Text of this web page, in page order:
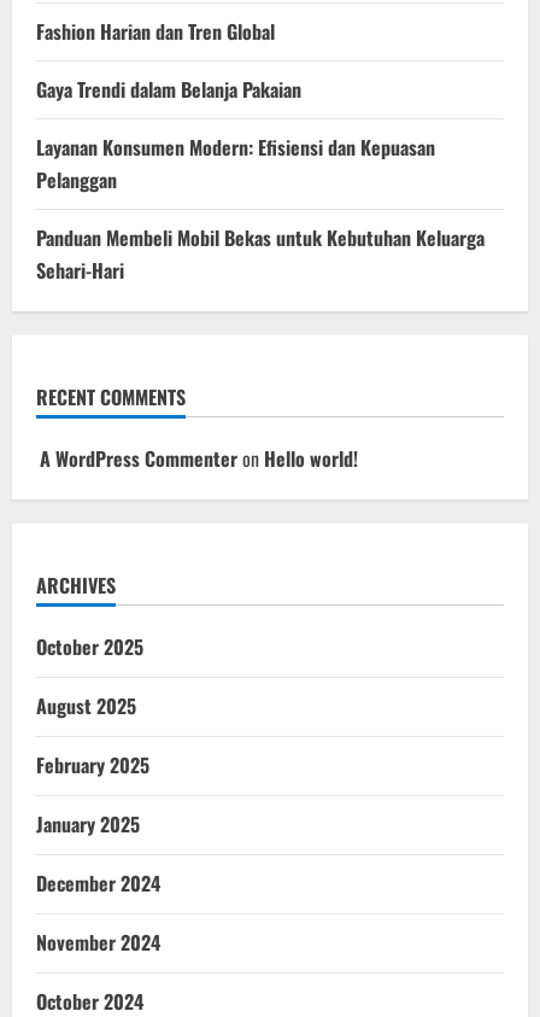
Fashion Harian dan Tren Global
Gaya Trendi dalam Belanja Pakaian
Layanan Konsumen Modern: Efisiensi dan Kepuasan
Pelanggan
Panduan Membeli Mobil Bekas untuk Kebutuhan Keluarga
Sehari-Hari
RECENT COMMENTS
A WordPress Commenteron Hello world!
ARCHIVES
October 2025
August 2025
February 2025
January 2025
December 2024
November 2024
October 2024